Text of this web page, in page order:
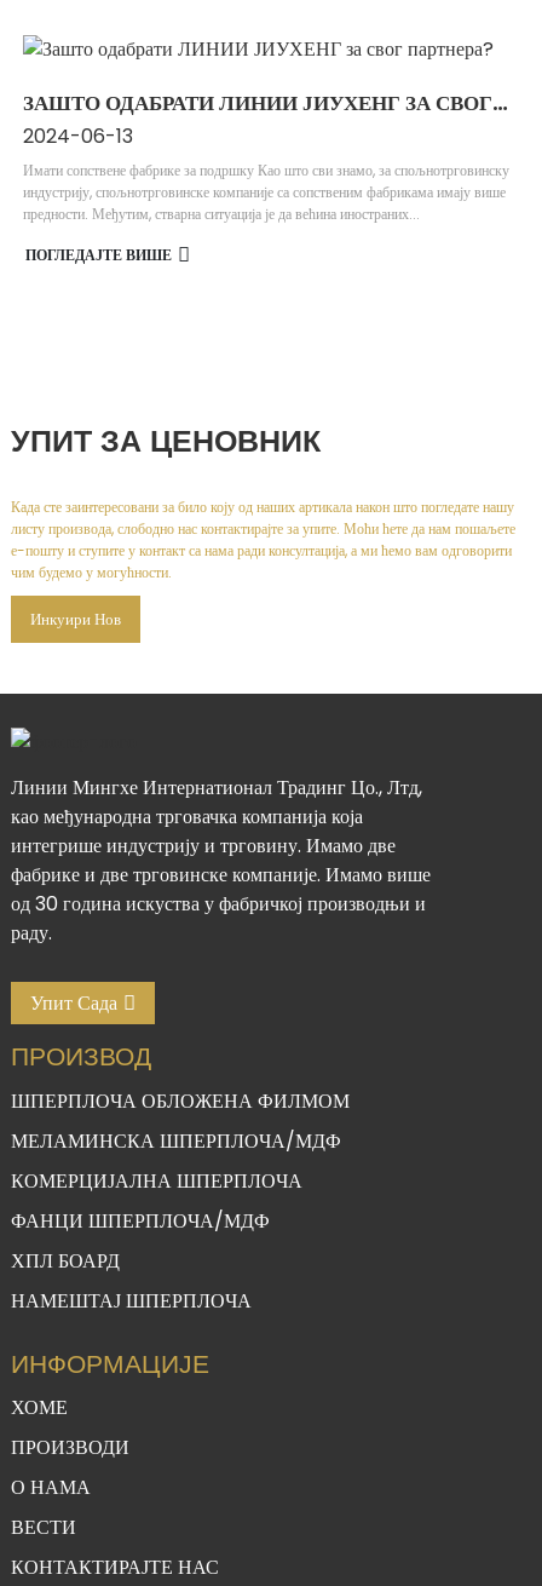
ЗАШТО ОДАБРАТИ ЛИНИИ ЈИУХЕНГ ЗА СВОГ
ПАРТНЕРА?
2024-06-13
Имати сопствене фабрике за подршку Као што сви знамо, за спољнотрговинску
индустрију, спољнотрговинске компаније са сопственим фабрикама имају више
предности. Међутим, стварна ситуација је да већина иностраних...
ПОГЛЕДАЈТЕ ВИШЕ
УПИТ ЗА ЦЕНОВНИК
Када сте заинтересовани за било коју од наших артикала након што погледате нашу
листу производа, слободно нас контактирајте за упите. Моћи ћете да нам пошаљете
е-пошту и ступите у контакт са нама ради консултација, а ми ћемо вам одговорити
чим будемо у могућности.
Инкуири Нов
Линии Мингхе Интернатионал Традинг Цо., Лтд,
као међународна трговачка компанија која
интегрише индустрију и трговину. Имамо две
фабрике и две трговинске компаније. Имамо више
од 30 година искуства у фабричкој производњи и
раду.
Упит Сада
ПРОИЗВОД
ШПЕРПЛОЧА ОБЛОЖЕНА ФИЛМОМ
МЕЛАМИНСКА ШПЕРПЛОЧА/МДФ
КОМЕРЦИЈАЛНА ШПЕРПЛОЧА
ФАНЦИ ШПЕРПЛОЧА/МДФ
ХПЛ БОАРД
НАМЕШТАЈ ШПЕРПЛОЧА
ИНФОРМАЦИЈЕ
ХОМЕ
ПРОИЗВОДИ
О НАМА
ВЕСТИ
КОНТАКТИРАЈТЕ НАС